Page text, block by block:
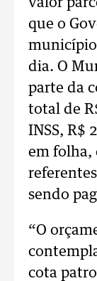
valor
que o
dia. O
parte da
total de
INSS, R$
em folha,
sendo
“O
cota